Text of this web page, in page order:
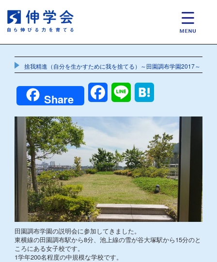
捨我精進（自分を生かすために我を捨てる）～田園調布学園2017～
Share FacebookLine
田園調布学園の説明会に参加してきました。
東横線の田園調布駅から8分、池上線の雪が谷大塚駅から15分のと
ころにある女子校です。
1学年200名程度の中規模な学校です。